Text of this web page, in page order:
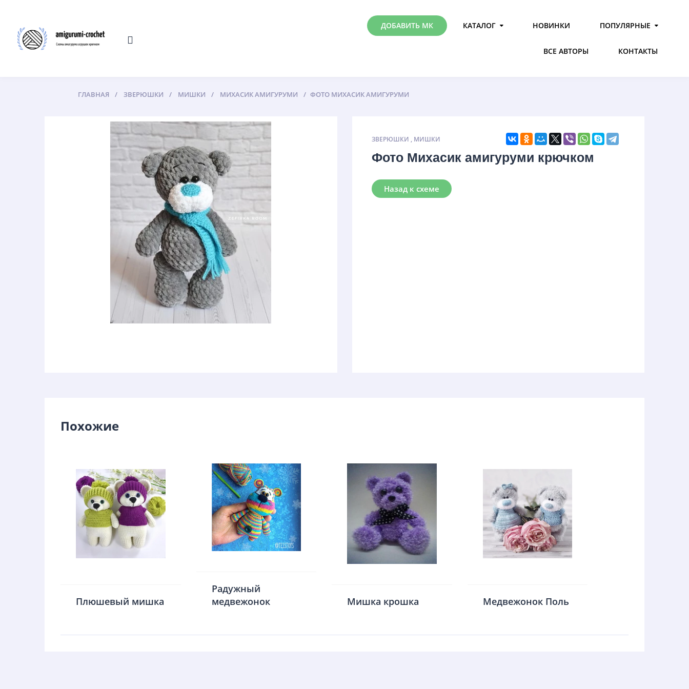
ДОБАВИТЬ МК КАТАЛОГ НОВИНКИ ПОПУЛЯРНЫЕ
ВСЕ АВТОРЫ КОНТАКТЫ
ГЛАВНАЯ ЗВЕРЮШКИ МИШКИ МИХАСИК АМИГУРУМИ ФОТО МИХАСИК АМИГУРУМИ
ЗВЕРЮШКИ , МИШКИ
Фото Михасик амигуруми крючком
Назад к схеме
Похожие
Плюшевый мишка
Радужный
медвежонок
Мишка крошка Медвежонок Поль